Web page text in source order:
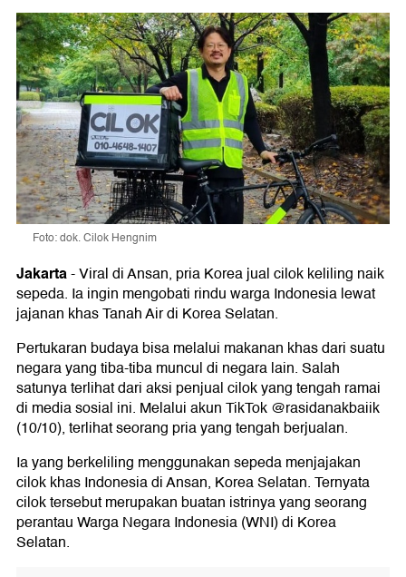
Foto: dok. Cilok Hengnim
Jakarta-Viral di Ansan, pria Korea jual cilok keliling naik
sepeda. Ia ingin mengobati rindu warga Indonesia lewat
jajanan khas Tanah Air di Korea Selatan.
Pertukaran budaya bisa melalui makanan khas dari suatu
negara yang tiba-tiba muncul di negara lain. Salah
satunya terlihat dari aksi penjual cilok yang tengah ramai
di media sosial ini. Melalui akun TikTok @rasidanakbaiik
(10/10), terlihat seorang pria yang tengah berjualan.
Ia yang berkeliling menggunakan sepeda menjajakan
cilok khas Indonesia di Ansan, Korea Selatan. Ternyata
cilok tersebut merupakan buatan istrinya yang seorang
perantau Warga Negara Indonesia (WNI) di Korea
Selatan.